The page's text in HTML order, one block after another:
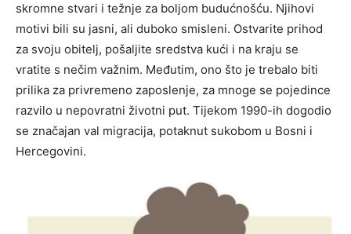
skromne stvari i težnje za boljom budućnošću. Njihovi
motivi bili su jasni, ali duboko smisleni. Ostvarite prihod
za svoju obitelj, pošaljite sredstva kući i na kraju se
vratite s nečim važnim. Međutim, ono što je trebalo biti
prilika za privremeno zaposlenje, za mnoge se pojedince
razvilo u nepovratni životni put. Tijekom 1990-ih dogodio
se značajan val migracija, potaknut sukobom u Bosni i
Hercegovini.